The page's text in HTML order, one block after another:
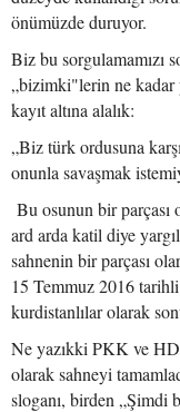
önümüzde duruyor.
Biz bu sorgulamamızı
„bizimki"lerin ne kadar
kayıt altına alalık:
„Biz türk ordusuna
onunla savaşmak
Bu osunun bir parçası
ard arda katil diye
sahnenin bir parçası
15 Temmuz 2016
kurdistanlılar olarak
Ne yazıkki PKK ve
olarak sahneyi
sloganı, birden „Şimdi